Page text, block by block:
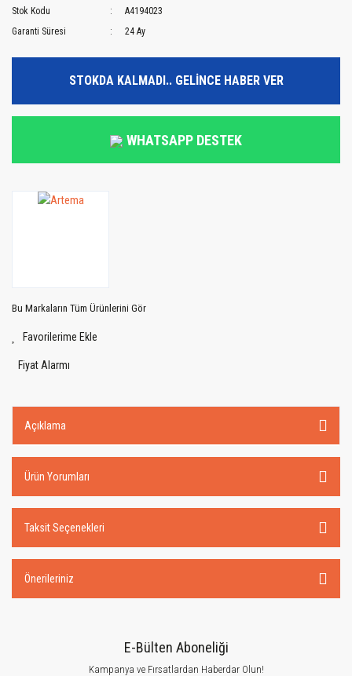
Stok Kodu
A4194023
Garanti Süresi
24 Ay
STOKDA KALMADI.. GELİNCE HABER VER
WHATSAPP DESTEK
Bu Markaların Tüm Ürünlerini Gör
Fiyat Alarmı
Açıklama
Ürün Yorumları
Taksit Seçenekleri
Önerileriniz
E-Bülten Aboneliği
Kampanya ve Fırsatlardan Haberdar Olun!